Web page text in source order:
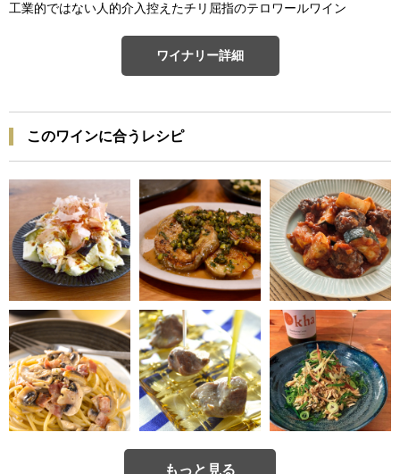
工業的ではない人的介入控えたチリ屈指のテロワールワイン
ワイナリー詳細
このワインに合うレシピ
もっと見る